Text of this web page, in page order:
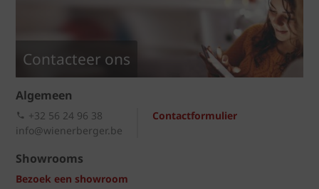
Contacteer ons
Algemeen
Contactformulier
+32 56 24 96 38
info@wienerberger.be
Showrooms
Bezoek een showroom